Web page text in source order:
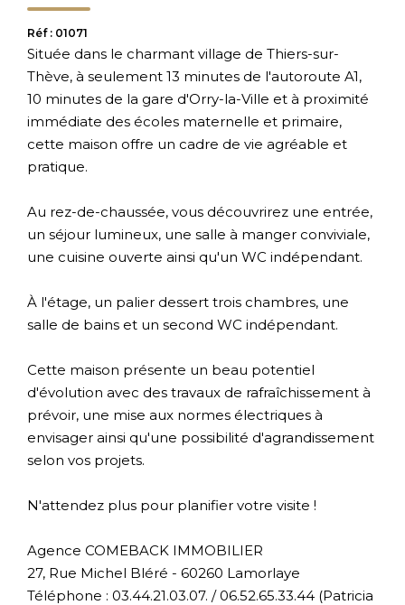
Réf : 01071
Située dans le charmant village de Thiers-sur-
Thève, à seulement 13 minutes de l'autoroute A1,
10 minutes de la gare d'Orry-la-Ville et à proximité
immédiate des écoles maternelle et primaire,
cette maison offre un cadre de vie agréable et
pratique.
Au rez-de-chaussée, vous découvrirez une entrée,
un séjour lumineux, une salle à manger conviviale,
une cuisine ouverte ainsi qu'un WC indépendant.
À l'étage, un palier dessert trois chambres, une
salle de bains et un second WC indépendant.
Cette maison présente un beau potentiel
d'évolution avec des travaux de rafraîchissement à
prévoir, une mise aux normes électriques à
envisager ainsi qu'une possibilité d'agrandissement
selon vos projets.
N'attendez plus pour planifier votre visite !
Agence COMEBACK IMMOBILIER
27, Rue Michel Bléré - 60260 Lamorlaye
Téléphone : 03.44.21.03.07. / 06.52.65.33.44 (Patricia